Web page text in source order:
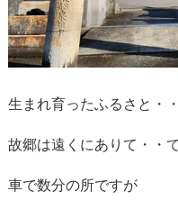
生まれ育ったふるさと・
故郷は遠くにありて・・
車で数分の所ですが